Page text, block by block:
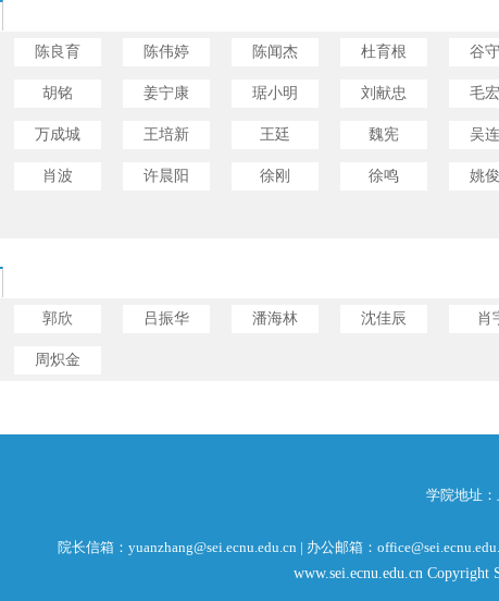
陈良育 陈伟婷 陈闻杰 杜育根 谷
胡铭 姜宁康 琚小明 刘献忠 毛
万成城 王培新 王廷 魏宪 吴
肖波 许晨阳 徐刚 徐鸣 姚
郭欣 吕振华 潘海林 沈佳辰 肖
周炽金
学院地址
上海
院长信箱：yuanzhang@sei.ecnu.edu.cn | 办公邮箱：
www.sei.ecnu.edu.cn Copyright